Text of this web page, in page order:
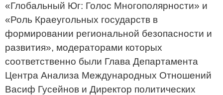
«Глобальный Юг: Голос Многополярности» и
«Роль Краеугольных государств в
формировании региональной безопасности и
развития», модераторами которых
соответственно были Глава Департамента
Центра Анализа Международных Отношений
Васиф Гусейнов и Директор политических